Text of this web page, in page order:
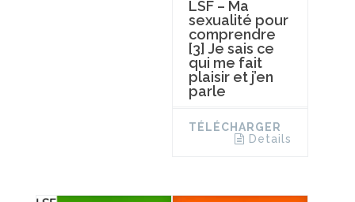
LSF – Ma
sexualité pour
comprendre
[3] Je sais ce
qui me fait
plaisir et j’en
parle
TÉLÉCHARGER
Details